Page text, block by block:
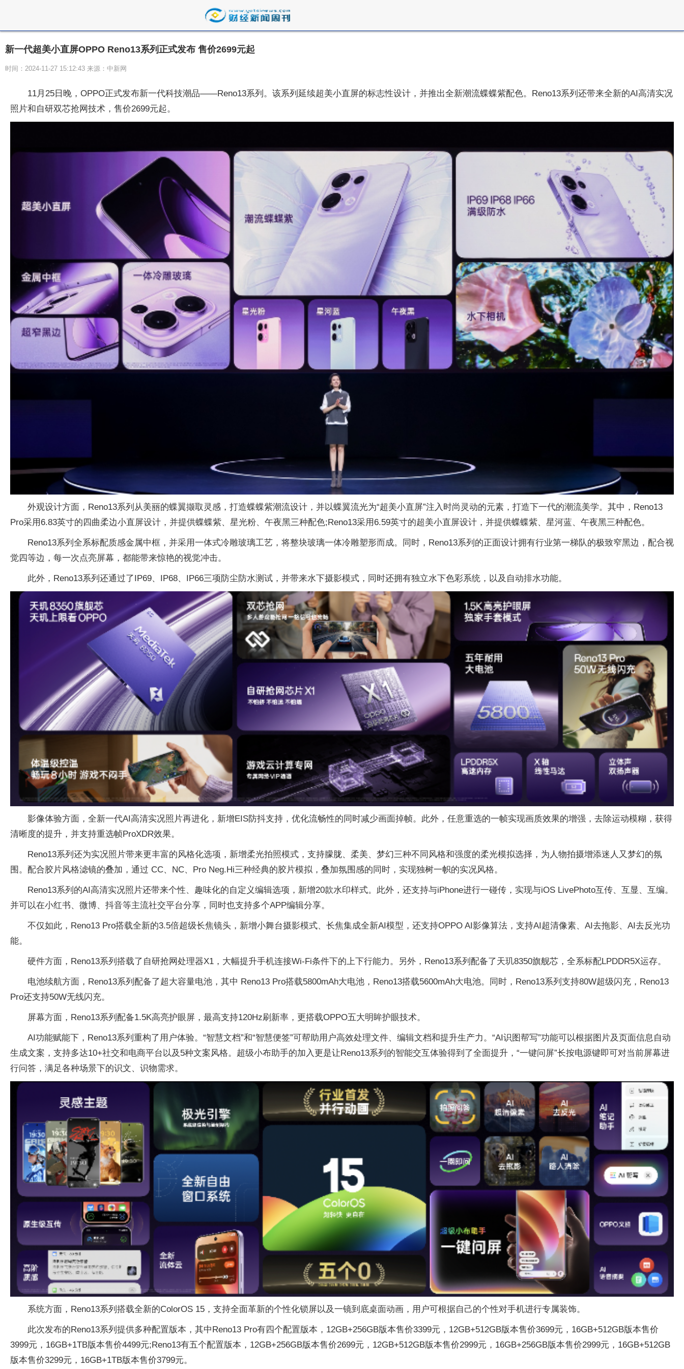
新一代超美小直屏OPPO Reno13系列正式发布 售价2699元起
时间：2024-11-27 15:12:43 来源：中新网
11月25日晚，OPPO正式发布新一代科技潮品——Reno13系列。该系列延续超美小直屏的标志性设计，并推出全新潮流蝶蝶紫配色。Reno13系列还带来全新的AI高清实况
照片和自研双芯抢网技术，售价2699元起。
外观设计方面，Reno13系列从美丽的蝶翼撷取灵感，打造蝶蝶紫潮流设计，并以蝶翼流光为“超美小直屏”注入时尚灵动的元素，打造下一代的潮流美学。其中，Reno13
Pro采用6.83英寸的四曲柔边小直屏设计，并提供蝶蝶紫、星光粉、午夜黑三种配色;Reno13采用6.59英寸的超美小直屏设计，并提供蝶蝶紫、星河蓝、午夜黑三种配色。
Reno13系列全系标配质感金属中框，并采用一体式冷雕玻璃工艺，将整块玻璃一体冷雕塑形而成。同时，Reno13系列的正面设计拥有行业第一梯队的极致窄黑边，配合视
觉四等边，每一次点亮屏幕，都能带来惊艳的视觉冲击。
此外，Reno13系列还通过了IP69、IP68、IP66三项防尘防水测试，并带来水下摄影模式，同时还拥有独立水下色彩系统，以及自动排水功能。
影像体验方面，全新一代AI高清实况照片再进化，新增EIS防抖支持，优化流畅性的同时减少画面掉帧。此外，任意重选的一帧实现画质效果的增强，去除运动模糊，获得
清晰度的提升，并支持重选帧ProXDR效果。
Reno13系列还为实况照片带来更丰富的风格化选项，新增柔光拍照模式，支持朦胧、柔美、梦幻三种不同风格和强度的柔光模拟选择，为人物拍摄增添迷人又梦幻的氛
围。配合胶片风格滤镜的叠加，通过 CC、NC、Pro Neg.Hi三种经典的胶片模拟，叠加氛围感的同时，实现独树一帜的实况风格。
Reno13系列的AI高清实况照片还带来个性、趣味化的自定义编辑选项，新增20款水印样式。此外，还支持与iPhone进行一碰传，实现与iOS LivePhoto互传、互显、互编。
并可以在小红书、微博、抖音等主流社交平台分享，同时也支持多个APP编辑分享。
不仅如此，Reno13 Pro搭载全新的3.5倍超级长焦镜头，新增小舞台摄影模式、长焦集成全新AI模型，还支持OPPO AI影像算法，支持AI超清像素、AI去拖影、AI去反光功
能。
硬件方面，Reno13系列搭载了自研抢网处理器X1，大幅提升手机连接Wi-Fi条件下的上下行能力。另外，Reno13系列配备了天玑8350旗舰芯，全系标配LPDDR5X运存。
电池续航方面，Reno13系列配备了超大容量电池，其中 Reno13 Pro搭载5800mAh大电池，Reno13搭载5600mAh大电池。同时，Reno13系列支持80W超级闪充，Reno13
Pro还支持50W无线闪充。
屏幕方面，Reno13系列配备1.5K高亮护眼屏，最高支持120Hz刷新率，更搭载OPPO五大明眸护眼技术。
AI功能赋能下，Reno13系列重构了用户体验。“智慧文档”和“智慧便签”可帮助用户高效处理文件、编辑文档和提升生产力。“AI识图帮写”功能可以根据图片及页面信息自动
生成文案，支持多达10+社交和电商平台以及5种文案风格。超级小布助手的加入更是让Reno13系列的智能交互体验得到了全面提升，“一键问屏”长按电源键即可对当前屏幕进
行问答，满足各种场景下的识文、识物需求。
系统方面，Reno13系列搭载全新的ColorOS 15，支持全面革新的个性化锁屏以及一镜到底桌面动画，用户可根据自己的个性对手机进行专属装饰。
此次发布的Reno13系列提供多种配置版本，其中Reno13 Pro有四个配置版本，12GB+256GB版本售价3399元，12GB+512GB版本售价3699元，16GB+512GB版本售价
3999元，16GB+1TB版本售价4499元;Reno13有五个配置版本，12GB+256GB版本售价2699元，12GB+512GB版本售价2999元，16GB+256GB版本售价2999元，16GB+512GB
版本售价3299元，16GB+1TB版本售价3799元。